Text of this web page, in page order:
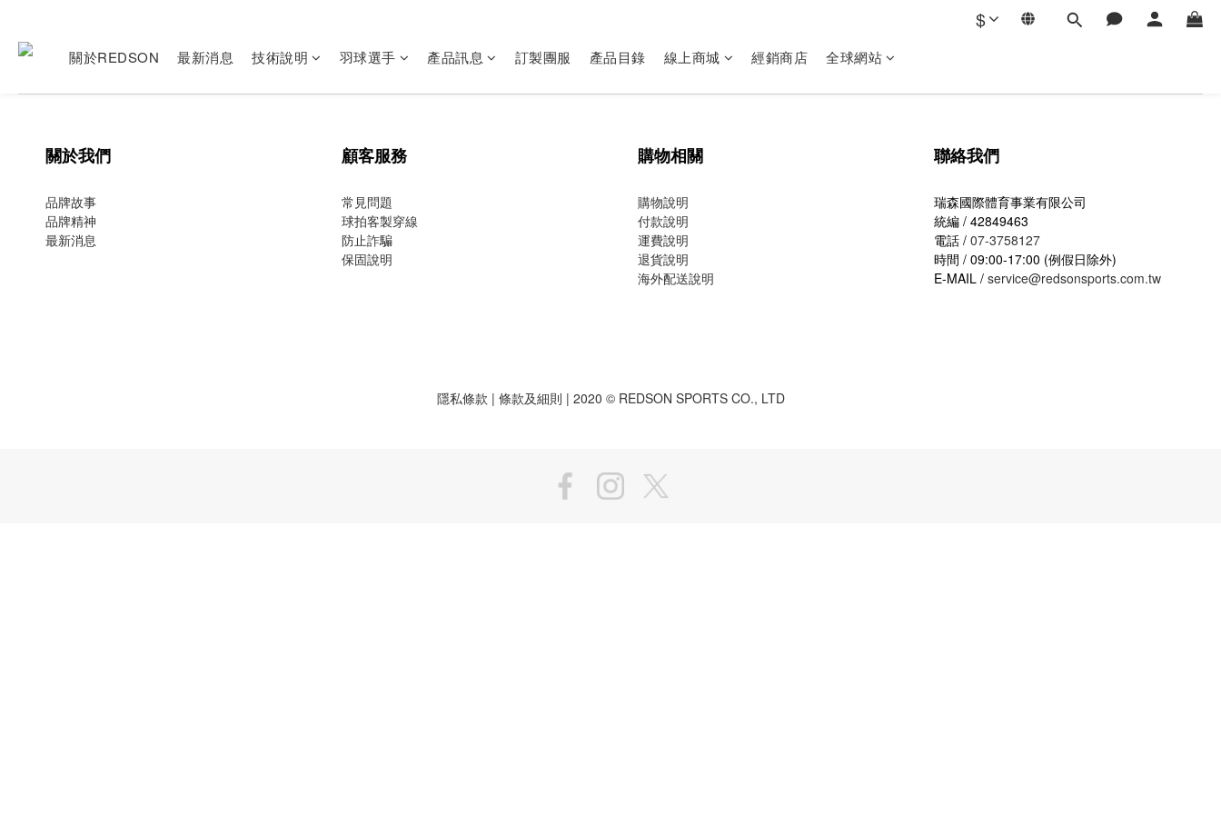
$
關於REDSON 最新消息 技術說明 羽球選手 產品訊息 訂製團服 產品目錄 線上商城 經銷商店 全球網站
關於我們
品牌故事
品牌精神
最新消息
顧客服務
常見問題
球拍客製穿線
防止詐騙
保固說明
購物相關
購物說明
付款說明
運費說明
退貨說明
海外配送說明
聯絡我們
瑞森國際體育事業有限公司
統編 / 42849463
電話 / 07-3758127
時間 / 09:00-17:00 (例假日除外)
E-MAIL / service@redsonsports.com.tw
隱私條款 | 條款及細則 | 2020 © REDSON SPORTS CO., LTD